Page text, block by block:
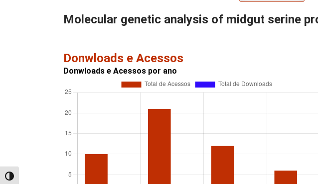
Alternar alto contraste
Molecular genetic analysis of midgut serine
Donwloads e Acessos
Donwloads e Acessos por ano